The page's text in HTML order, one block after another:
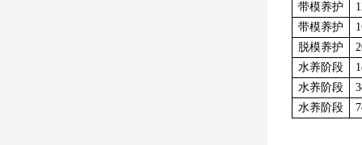
带模养护
带模养护
脱模养护
水养阶段
水养阶段
水养阶段